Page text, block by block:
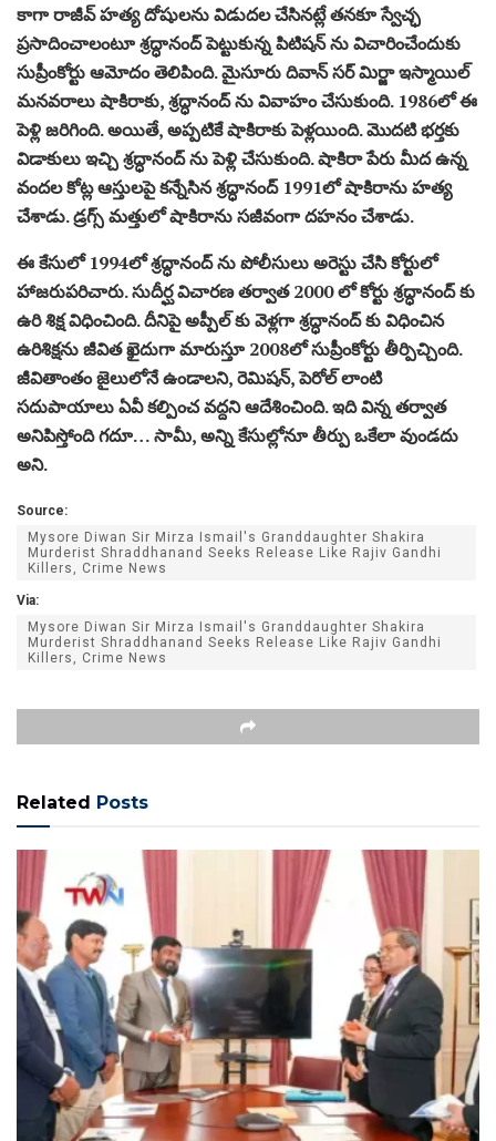
కాగా రాజీవ్ హత్య దోషులను విడుదల చేసినట్లే తనకూ స్వేచ్ఛ
ప్రసాదించాలంటూ శ్రద్ధానంద్ పెట్టుకున్న పిటిషన్ ను విచారించేందుకు
సుప్రీంకోర్టు ఆమోదం తెలిపింది. మైసూరు దివాన్ సర్ మిర్జా ఇస్మాయిల్
మనవరాలు షాకిరాకు, శ్రద్ధానంద్ ను వివాహం చేసుకుంది. 1986లో ఈ
పెళ్లి జరిగింది. అయితే, అప్పటికే షాకిరాకు పెళ్లయింది. మొదటి భర్తకు
విడాకులు ఇచ్చి శ్రద్ధానంద్ ను పెళ్లి చేసుకుంది. షాకిరా పేరు మీద ఉన్న
వందల కోట్ల ఆస్తులపై కన్నేసిన శ్రద్ధానంద్ 1991లో షాకిరాను హత్య
చేశాడు. డ్రగ్స్ మత్తులో షాకిరాను సజీవంగా దహనం చేశాడు.
ఈ కేసులో 1994లో శ్రద్ధానంద్ ను పోలీసులు అరెస్టు చేసి కోర్టులో
హాజరుపరిచారు. సుదీర్ఘ విచారణ తర్వాత 2000 లో కోర్టు శ్రద్ధానంద్ కు
ఉరి శిక్ష విధించింది. దీనిపై అప్పీల్ కు వెళ్లగా శ్రద్ధానంద్ కు విధించిన
ఉరిశిక్షను జీవిత ఖైదుగా మారుస్తూ 2008లో సుప్రీంకోర్టు తీర్పిచ్చింది.
జీవితాంతం జైలులోనే ఉండాలని, రెమిషన్, పెరోల్ లాంటి
సదుపాయాలు ఏవీ కల్పించ వద్దని ఆదేశించింది. ఇది విన్న తర్వాత
అనిపిస్తోంది గదూ… సామీ, అన్ని కేసుల్లోనూ తీర్పు ఒకేలా వుండదు
అని.
Source:
Mysore Diwan Sir Mirza Ismail's Granddaughter Shakira
Murderist Shraddhanand Seeks Release Like Rajiv Gandhi
Killers, Crime News
Via:
Mysore Diwan Sir Mirza Ismail's Granddaughter Shakira
Murderist Shraddhanand Seeks Release Like Rajiv Gandhi
Killers, Crime News
Related Posts